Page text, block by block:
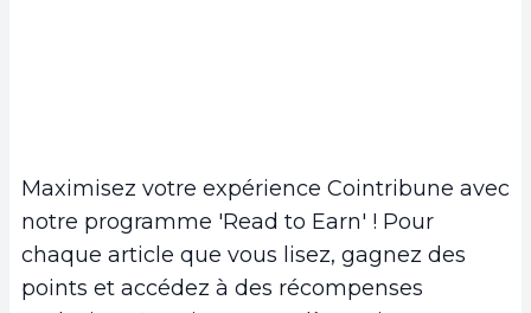
Maximisez votre expérience Cointribune avec
notre programme 'Read to Earn' ! Pour
chaque article que vous lisez, gagnez des
points et accédez à des récompenses